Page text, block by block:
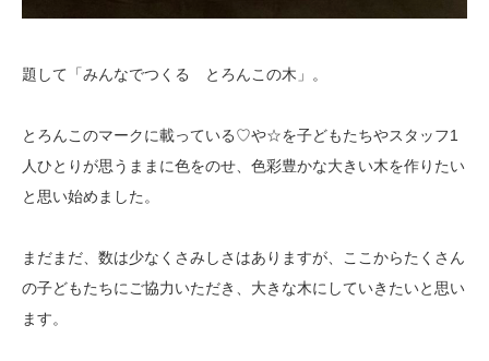
題して「みんなでつくる とろんこの木」。
とろんこのマークに載っている♡や☆を子どもたちやスタッフ1
人ひとりが思うままに色をのせ、色彩豊かな大きい木を作りたい
と思い始めました。
まだまだ、数は少なくさみしさはありますが、ここからたくさん
の子どもたちにご協力いただき、大きな木にしていきたいと思い
ます。